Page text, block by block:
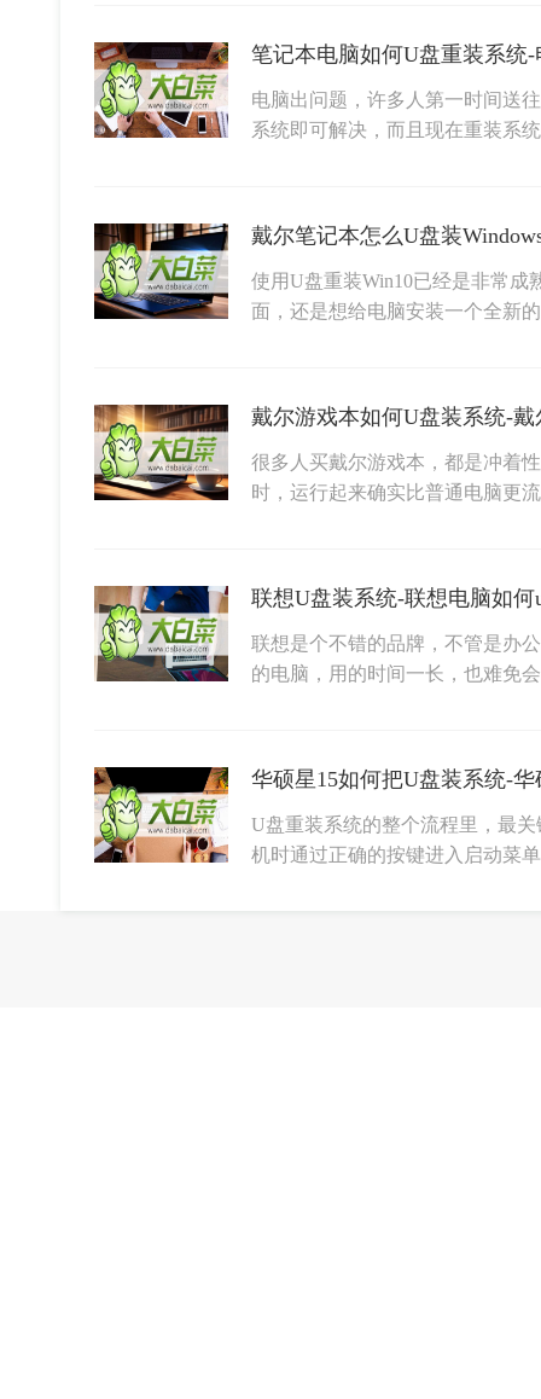
笔记本电脑如何U盘重装系统
电脑出问题，许多人第一时间送
系统即可解决，而且现在重装系
使用U盘重装Win10已经是非常成
面，还是想给电脑安装一个全新
戴尔游戏本如何U盘装系统-
很多人买戴尔游戏本，都是冲着
时，运行起来确实比普通电脑更
联想U盘装系统-联想电脑如何
联想是个不错的品牌，不管是办
的电脑，用的时间一长，也难免
华硕星15如何把U盘装系统-
U盘重装系统的整个流程里，最
机时通过正确的按键进入启动菜